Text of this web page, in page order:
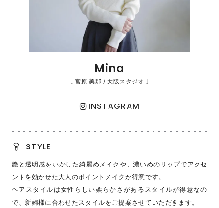
Mina
［ 宮原 美那 / 大阪スタジオ ］
INSTAGRAM
STYLE
艶と透明感をいかした綺麗めメイクや、濃いめのリップでアクセ
ントを効かせた大人のポイントメイクが得意です。
ヘアスタイルは女性らしい柔らかさがあるスタイルが得意なの
で、新婦様に合わせたスタイルをご提案させていただきます。